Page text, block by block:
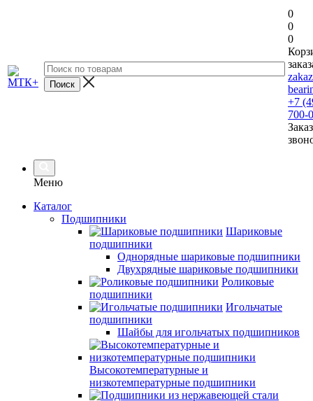
0
0
0
+7
700-
Меню
Каталог
Подшипники
Шариковые
подшипники
Однорядные шариковые подшипники
Двухрядные шариковые подшипники
Роликовые
подшипники
Игольчатые
подшипники
Шайбы для игольчатых подшипников
Высокотемпературные и
низкотемпературные подшипники